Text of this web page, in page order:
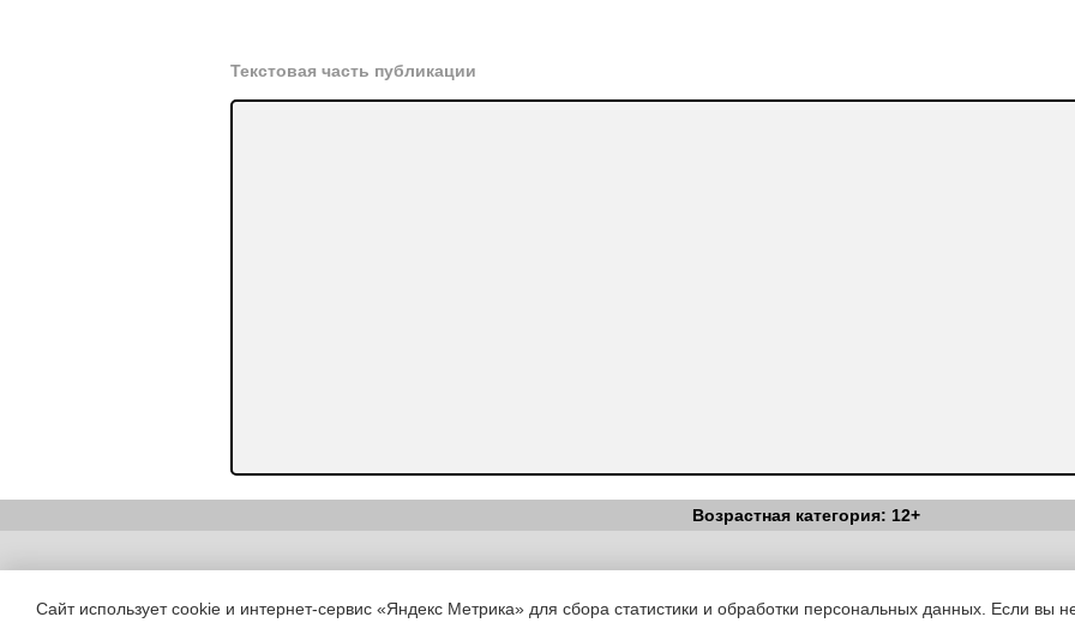
Текстовая часть публикации
Возрастная категория: 12+
Copyright (c) |Вестник Педагога|Об издании|Условия|Политика
Сайт использует cookie и интернет-сервис «Яндекс Метрика» для сбора статистики и обработки персональных данных. Если вы